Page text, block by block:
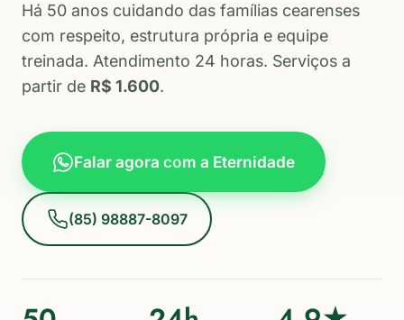
Há 50 anos cuidando das famílias cearenses
com respeito, estrutura própria e equipe
treinada. Atendimento 24 horas. Serviços a
partir de R$ 1.600.
Falar agora com a Eternidade
(85) 98887-8097